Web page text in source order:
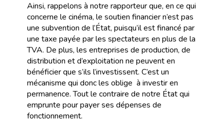
Ainsi, rappelons à notre rapporteur que, en ce qui
concerne le cinéma, le soutien financier n’est pas
une subvention de l’État, puisqu’il est financé par
une taxe payée par les spectateurs en plus de la
TVA. De plus, les entreprises de production, de
distribution et d’exploitation ne peuvent en
bénéficier que s’ils l’investissent. C’est un
mécanisme qui donc les oblige à investir en
permanence. Tout le contraire de notre État qui
emprunte pour payer ses dépenses de
fonctionnement.